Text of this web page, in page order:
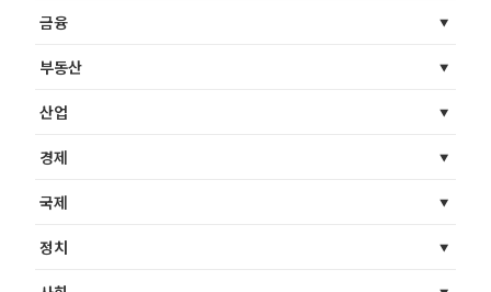
금융
부동산
산업
경제
국제
정치